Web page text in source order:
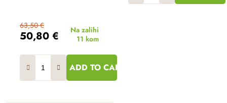
50,80 €
63,50 €
Na zalihi
11 kom
ADD TO CART